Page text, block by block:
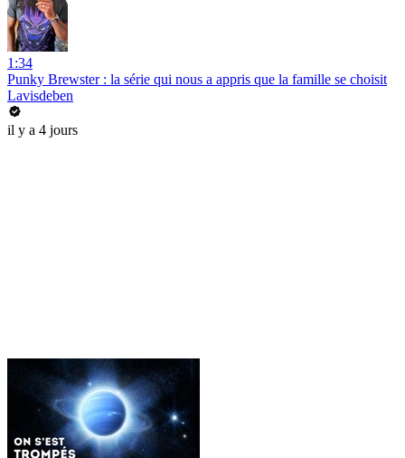
1:34
Punky Brewster : la série qui nous a appris que la famille se choisit
Lavisdeben
il y a 4 jours